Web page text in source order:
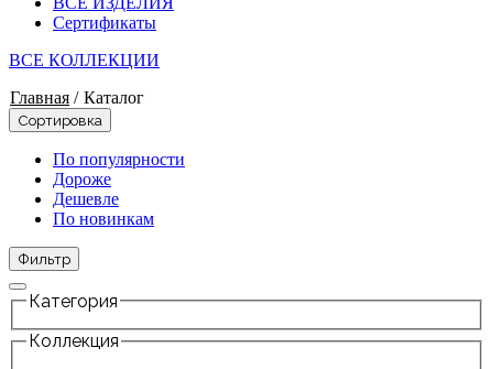
Сертификаты
ВСЕ КОЛЛЕКЦИИ
Главная / Каталог
Сортировка
По популярности
Дороже
Дешевле
По новинкам
Фильтр
Категория
Коллекция